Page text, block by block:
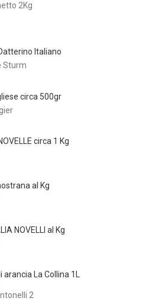
2Kg
Italiano
Sturm
circa 500gr
circa 1 Kg
al Kg
NOVELLI al Kg
arancia La Collina 1L
2